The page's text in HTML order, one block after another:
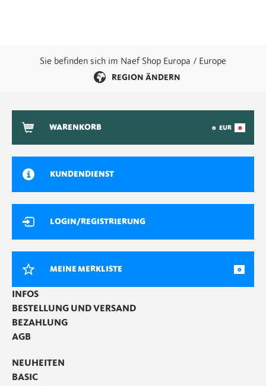
Sie befinden sich im Naef Shop Europa / Europe
REGION ÄNDERN
WARENKORB 0 EUR 0
KUNDENDIENST
LOGIN/REGISTRIERUNG
MEINE MERKLISTE 0
INFOS
BESTELLUNG UND VERSAND
BEZAHLUNG
AGB
NEUHEITEN
BASIC